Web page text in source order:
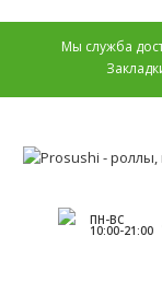
Мы служба
ПН-ВС
10:00-21:00